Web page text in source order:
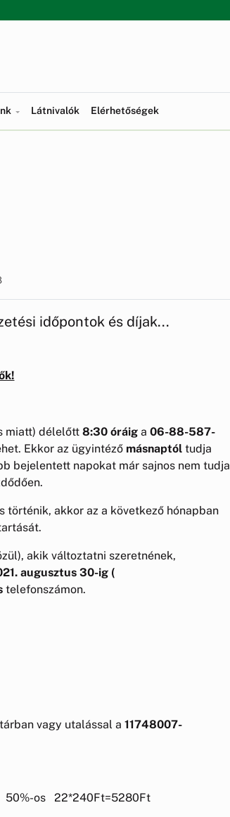
Látnivalók Elérhetőségek
időpontok és díjak...
miatt) délelőtt 8:30 óráig a 06-88-587-
Ekkor az ügyintéző másnaptól tudja
bejelentett napokat már sajnos nem tudja
történik, akkor az a következő hónapban
akik változtatni szeretnének,
augusztus 30-ig (
telefonszámon.
vagy utalással a 11748007-
os 22*240Ft=5280Ft